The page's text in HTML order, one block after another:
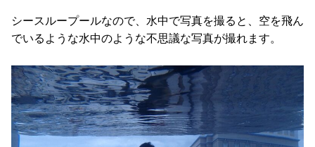
シースループールなので、水中で写真を撮ると、空を飛ん
でいるような水中のような不思議な写真が撮れます。